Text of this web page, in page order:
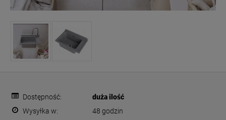
Dostępność:
duża ilość
Wysyłka w:
48 godzin